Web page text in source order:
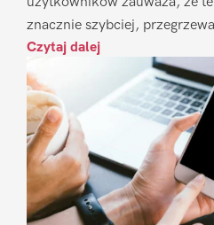
znacznie szybciej,
Czytaj dalej